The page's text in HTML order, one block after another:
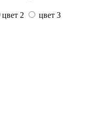
цвет 2 цвет 3